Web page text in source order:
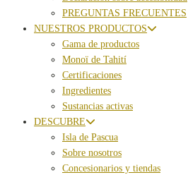
PREGUNTAS FRECUENTES
NUESTROS PRODUCTOS
Gama de productos
Monoï de Tahití
Certificaciones
Ingredientes
Sustancias activas
DESCUBRE
Isla de Pascua
Sobre nosotros
Concesionarios y tiendas